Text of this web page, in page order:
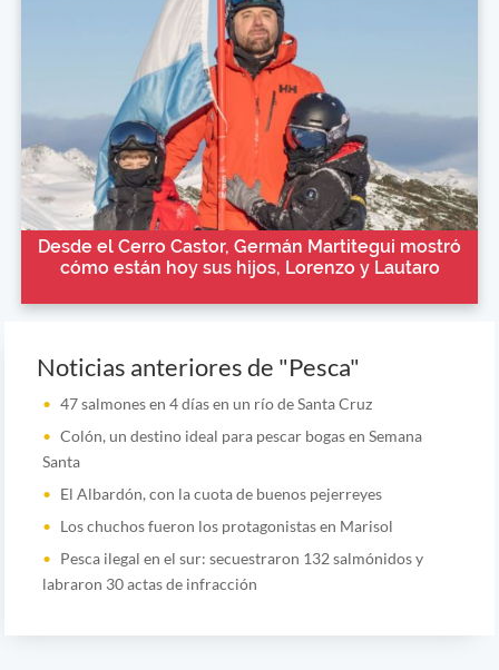
Desde el Cerro Castor, Germán Martitegui mostró
cómo están hoy sus hijos, Lorenzo y Lautaro
Noticias anteriores de "Pesca"
47 salmones en 4 días en un río de Santa Cruz
Colón, un destino ideal para pescar bogas en Semana
Santa
El Albardón, con la cuota de buenos pejerreyes
Los chuchos fueron los protagonistas en Marisol
Pesca ilegal en el sur: secuestraron 132 salmónidos y
labraron 30 actas de infracción